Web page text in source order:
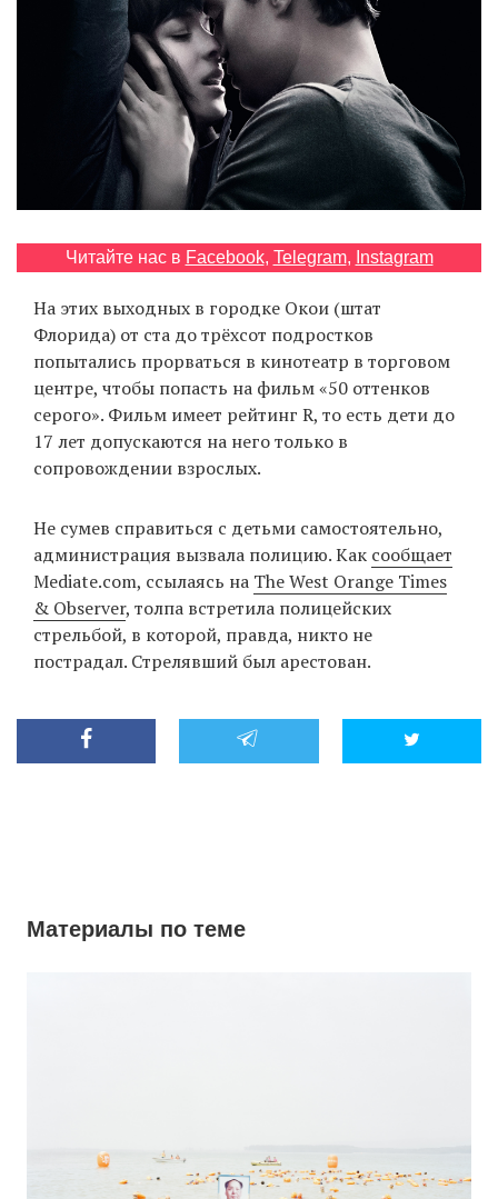
EN
UA
Читайте нас в Facebook, Telegram, Instagram
На этих выходных в городке Окои (штат
Флорида) от ста до трёхсот подростков
попытались прорваться в кинотеатр в торговом
центре, чтобы попасть на фильм «50 оттенков
серого». Фильм имеет рейтинг R, то есть дети до
17 лет допускаются на него только в
сопровождении взрослых.
Не сумев справиться с детьми самостоятельно,
администрация вызвала полицию. Как сообщает
Mediate.com, ссылаясь на The West Orange Times
& Observer, толпа встретила полицейских
стрельбой, в которой, правда, никто не
пострадал. Стрелявший был арестован.
Материалы по теме